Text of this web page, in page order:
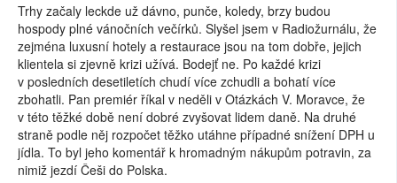
Trhy začaly leckde už dávno, punče, koledy, brzy budou
hospody plné vánočních večírků. Slyšel jsem v Radiožurnálu, že
zejména luxusní hotely a restaurace jsou na tom dobře, jejich
klientela si zjevně krizi užívá. Bodejť ne. Po každé krizi
v posledních desetiletích chudí více zchudli a bohatí více
zbohatli. Pan premiér říkal v neděli v Otázkách V. Moravce, že
v této těžké době není dobré zvyšovat lidem daně. Na druhé
straně podle něj rozpočet těžko utáhne případné snížení DPH u
jídla. To byl jeho komentář k hromadným nákupům potravin, za
nimiž jezdí Češi do Polska.